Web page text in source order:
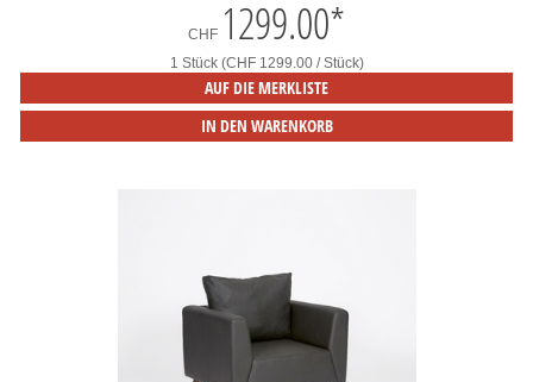
CHF 1299.00*
1 Stück (CHF 1299.00 / Stück)
AUF DIE MERKLISTE
IN DEN WARENKORB